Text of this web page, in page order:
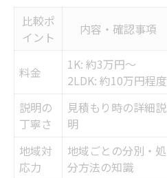
比較ポ
イント
内容・確認事項
料金
1K: 約3万円～
2LDK: 約10万円程度
説明の
丁寧さ
見積もり時の詳細説
明
地域対
応力
地域ごとの分別・処
分方法の知識